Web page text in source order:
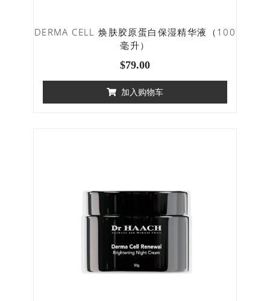
DERMA CELL 焕肤胶原蛋白保湿精华液（100
毫升）
$79.00
加入购物车